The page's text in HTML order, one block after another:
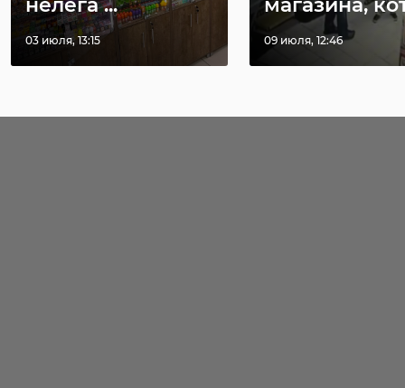
нелега ...
03 июля, 13:15
магазина,
09 июля, 12:46